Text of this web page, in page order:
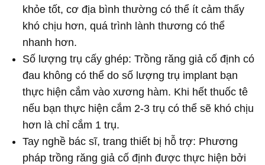
khỏe tốt, cơ địa bình thường có thể ít cảm thấy
khó chịu hơn, quá trình lành thương có thể
nhanh hơn.
Số lượng trụ cấy ghép: Trồng răng giả cố định có
đau không có thể do số lượng trụ implant bạn
thực hiện cắm vào xương hàm. Khi hết thuốc tê
nếu bạn thực hiện cắm 2-3 trụ có thể sẽ khó chịu
hơn là chỉ cắm 1 trụ.
Tay nghề bác sĩ, trang thiết bị hỗ trợ: Phương
pháp trồng răng giả cố định được thực hiện bởi